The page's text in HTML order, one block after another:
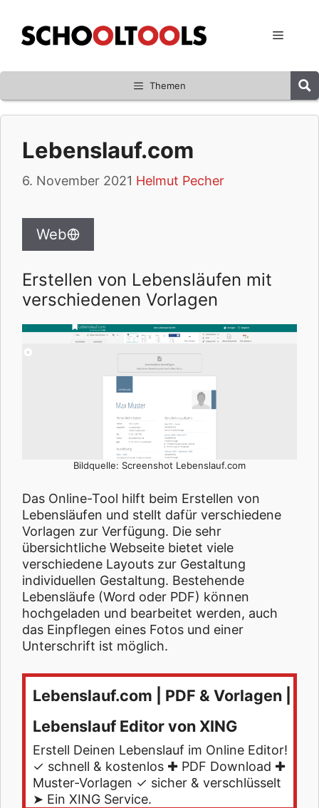
Inhalt
springen
Menü
Themen
Lebenslauf.com
6. November 2021 Helmut Pecher
Web
Erstellen von Lebensläufen mit
verschiedenen Vorlagen
Bildquelle: Screenshot Lebenslauf.com
Das Online-Tool hilft beim Erstellen von
Lebensläufen und stellt dafür verschiedene
Vorlagen zur Verfügung. Die sehr
übersichtliche Webseite bietet viele
verschiedene Layouts zur Gestaltung
individuellen Gestaltung. Bestehende
Lebensläufe (Word oder PDF) können
hochgeladen und bearbeitet werden, auch
das Einpflegen eines Fotos und einer
Unterschrift ist möglich.
Lebenslauf.com | PDF & Vorlagen |
Lebenslauf Editor von XING
Erstell Deinen Lebenslauf im Online Editor!
✓ schnell & kostenlos ✚ PDF Download ✚
Muster-Vorlagen ✓ sicher & verschlüsselt
➤ Ein XING Service.